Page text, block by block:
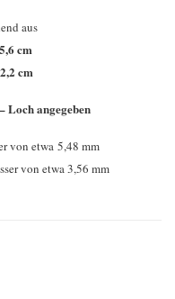
aus
cm
cm
Loch angegeben
von etwa 5,48 mm
von etwa 3,56 mm